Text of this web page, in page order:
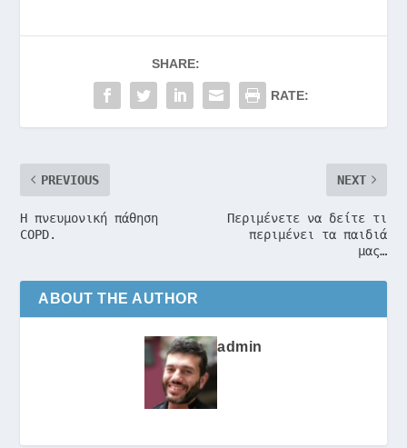
SHARE:
RATE:
PREVIOUS
Η πνευμονική πάθηση
COPD.
NEXT
Περιμένετε να δείτε τι
περιμένει τα παιδιά
μας…
ABOUT THE AUTHOR
admin